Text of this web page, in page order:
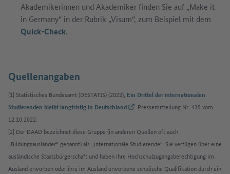
Akademikerinnen und Akademiker finden Sie auf „Make it
in Germany“ in der Rubrik „Visum“, zum Beispiel mit dem
Quick-Check.
Quellenangaben
[1] Statistisches Bundesamt (DESTATIS) (2022), Ein Drittel der internationalen
Studierenden bleibt langfristig in Deutschland
(Externer Link)
. Pressemitteilung Nr. 435 vom
12.10.2022.
[2] Der DAAD bezeichnet diese Gruppe (in anderen Quellen oft auch
„Bildungsausländer“ genannt) als „internationale Studierende“. Sie verfügen über eine
ausländische Staatsbürgerschaft und haben ihre Hochschulzugangsberechtigung im
Ausland erworben oder ihre im Ausland erworbene schulische Qualifikation durch ein